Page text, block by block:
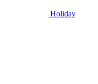
Holiday